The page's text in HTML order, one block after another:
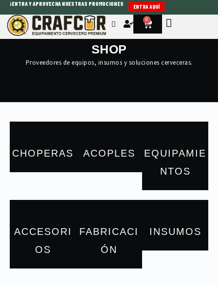
contenido
¡ENTRA Y APROVECHA NUESTRAS PROMOCIONES ENTRA AQUÍ
0
Cart
SHOP
Proveedores de equipos, insumos y soluciones cerveceras.
CHOPERAS ACOPLES
EQUIPAMIE
NTOS
ACCESORI
OS
FABRICACI
ÓN
INSUMOS